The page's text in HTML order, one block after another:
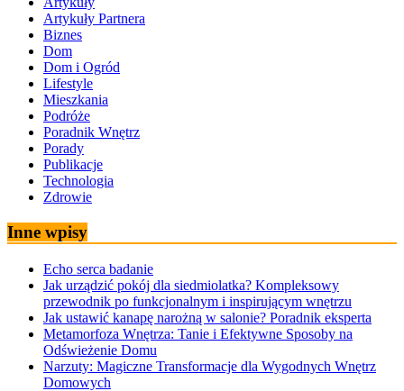
Artykuły Partnera
Biznes
Dom
Dom i Ogród
Lifestyle
Mieszkania
Podróże
Poradnik Wnętrz
Porady
Publikacje
Technologia
Zdrowie
Inne wpisy
Echo serca badanie
Jak urządzić pokój dla siedmiolatka? Kompleksowy
przewodnik po funkcjonalnym i inspirującym wnętrzu
Jak ustawić kanapę narożną w salonie? Poradnik eksperta
Metamorfoza Wnętrza: Tanie i Efektywne Sposoby na
Odświeżenie Domu
Narzuty: Magiczne Transformacje dla Wygodnych Wnętrz
Domowych